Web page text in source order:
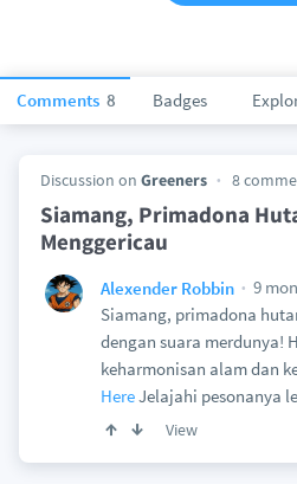
Comments 8 Badges
Discussion on Greeners 8
Siamang, Primadona
Menggericau
Alexender Robbin
9
Siamang, primadona
dengan suara merdunya!
keharmonisan alam dan
HereJelajahi pesonanya
View